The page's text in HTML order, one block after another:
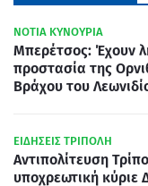
ΝΟΤΙΑ ΚΥΝΟΥΡΙΑ
Μπερέτσος: Έχουν
προστασία της
Βράχου του
ΕΙΔΗΣΕΙΣ ΤΡΙΠΟΛΗ
Αντιπολίτευση
υποχρεωτική κύριε